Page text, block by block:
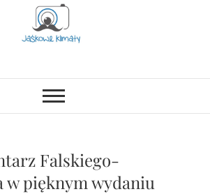
klimaty-
rodzicielsko-
lifestylowy
PROJEKTY DIY Z
Falskiego-
w pięknym wydaniu